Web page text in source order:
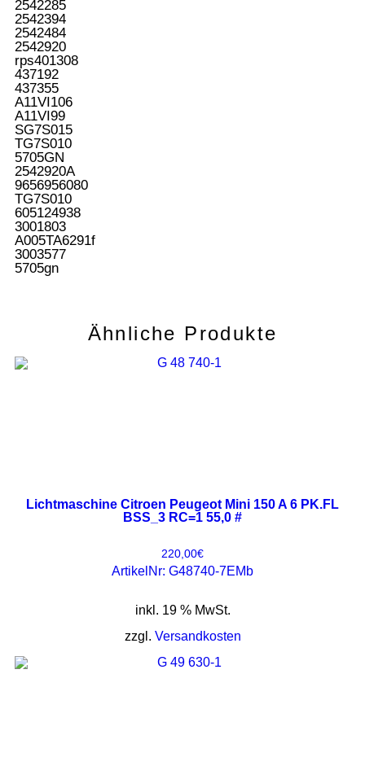
2542285
2542394
2542484
2542920
rps401308
437192
437355
A11VI106
A11VI99
SG7S015
TG7S010
5705GN
2542920A
9656956080
TG7S010
605124938
3001803
A005TA6291f
3003577
5705gn
Ähnliche Produkte
Lichtmaschine Citroen Peugeot Mini 150 A 6 PK.FL
BSS_3 RC=1 55,0 #
220,00€
ArtikelNr: G48740-7EMb
inkl. 19 % MwSt.
zzgl. Versandkosten